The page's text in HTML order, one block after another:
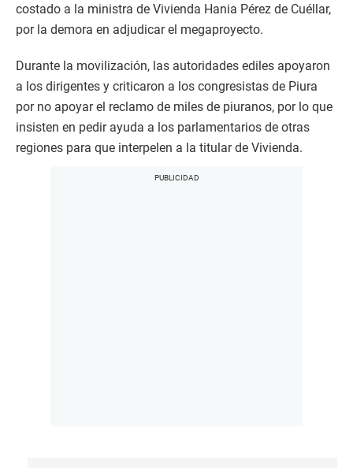
costado a la ministra de Vivienda Hania Pérez de Cuéllar,
por la demora en adjudicar el megaproyecto.
Durante la movilización, las autoridades ediles apoyaron
a los dirigentes y criticaron a los congresistas de Piura
por no apoyar el reclamo de miles de piuranos, por lo que
insisten en pedir ayuda a los parlamentarios de otras
regiones para que interpelen a la titular de Vivienda.